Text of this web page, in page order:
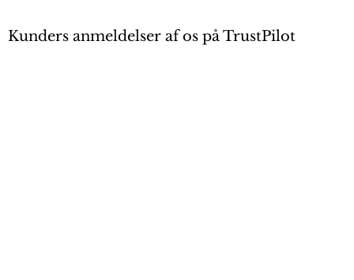
Kunders anmeldelser af os på TrustPilot